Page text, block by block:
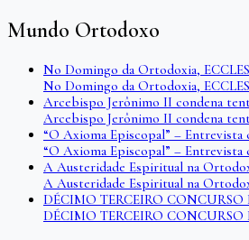
Mundo Ortodoxo
No Domingo da Ortodoxia,
No Domingo da Ortodoxia,
Arcebispo Jerônimo II condena
Arcebispo Jerônimo II condena
“O Axioma Episcopal” –
“O Axioma Episcopal” –
A Austeridade Espiritual na
A Austeridade Espiritual na
DÉCIMO TERCEIRO
DÉCIMO TERCEIRO